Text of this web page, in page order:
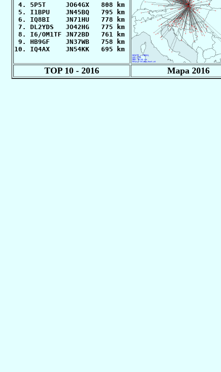
4. 5P5T     JO64GX   808 km
5. I1BPU    JN45BQ   795 km
6. IQ8BI    JN71HU   778 km
7. DL2YDS   JO42HG   775 km
8. I6/OM1TF JN72BD   761 km
9. HB9GF    JN37WB   758 km
10. IQ4AX    JN54KK   695 km
TOP 10 - 2016 Mapa 2016